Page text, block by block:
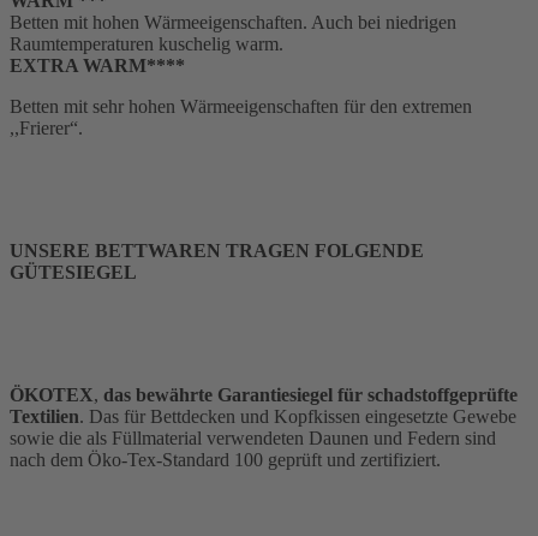
Betten mit hohen Wärmeeigenschaften. Auch bei niedrigen
Raumtemperaturen kuschelig warm.
EXTRA WARM****
Betten mit sehr hohen Wärmeeigenschaften für den extremen
,,Frierer“.
UNSERE BETTWAREN TRAGEN FOLGENDE
GÜTESIEGEL
ÖKOTEX, das bewährte Garantiesiegel für schadstoffgeprüfte
Textilien. Das für Bettdecken und Kopfkissen eingesetzte Gewebe
sowie die als Füllmaterial verwendeten Daunen und Federn sind
nach dem Öko-Tex-Standard 100 geprüft und zertifiziert.